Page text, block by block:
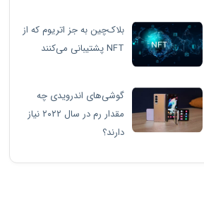
بلاک‌چین به جز اتریوم که از
NFT پشتیبانی می‌کنند
گوشی‌های اندرویدی چه
مقدار رم در سال ۲۰۲۲ نیاز
دارند؟